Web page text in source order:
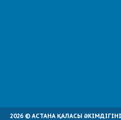
2026 © АСТАНА ҚАЛАСЫ